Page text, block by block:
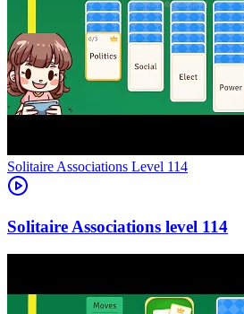
Level 114
114